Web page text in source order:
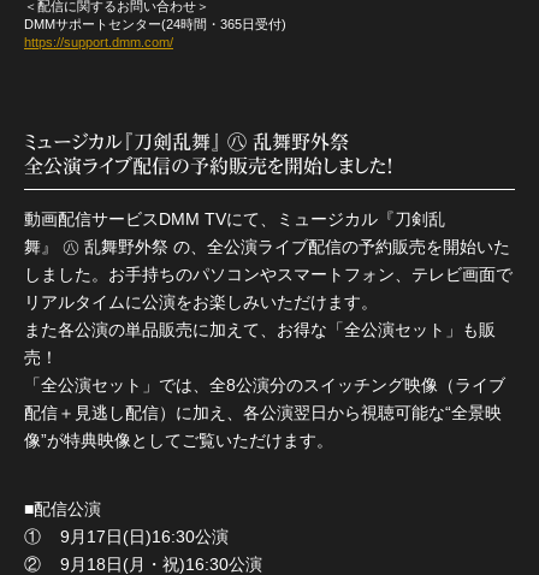
＜配信に関するお問い合わせ＞
DMMサポートセンター(24時間・365日受付)
https://support.dmm.com/
ミュージカル『刀剣乱舞』 ㊇ 乱舞野外祭
全公演ライブ配信の予約販売を開始しました！
動画配信サービスDMM TVにて、ミュージカル『刀剣乱
舞』 ㊇ 乱舞野外祭 の、全公演ライブ配信の予約販売を開始いた
しました。お手持ちのパソコンやスマートフォン、テレビ画面で
リアルタイムに公演をお楽しみいただけます。
また各公演の単品販売に加えて、お得な「全公演セット」も販
売！
「全公演セット」では、全8公演分のスイッチング映像（ライブ
配信＋見逃し配信）に加え、各公演翌日から視聴可能な“全景映
像”が特典映像としてご覧いただけます。
■配信公演
① 9月17日(日)16:30公演
② 9月18日(月・祝)16:30公演